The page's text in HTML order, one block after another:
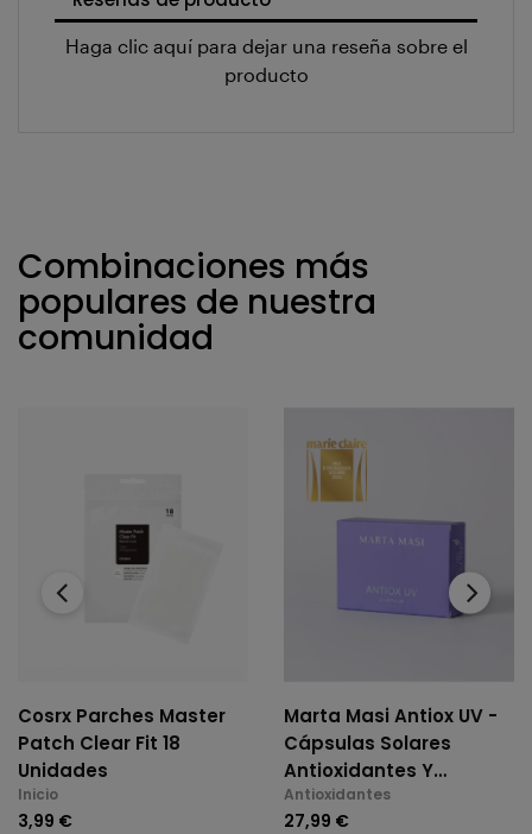
Haga clic aquí para dejar una reseña sobre el
producto
Combinaciones más
populares de nuestra
comunidad
Cosrx Parches Master
Patch Clear Fit 18
Unidades
Inicio
3,99 €
Marta Masi Antiox UV -
Cápsulas Solares
Antioxidantes Y
Antiedad (30 Cap)
Antioxidantes
27,99 €
‹ ›